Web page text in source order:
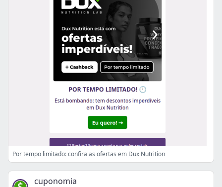
Por tempo limitado: confira as ofertas em Dux Nutrition
cuponomia